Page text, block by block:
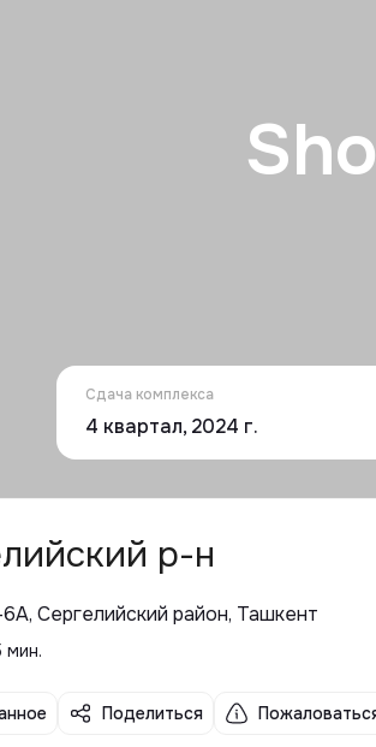
Сдача комплекса
4 квартал, 2024 г.
р-н
Сергелийский район, Ташкент
мин.
Поделиться